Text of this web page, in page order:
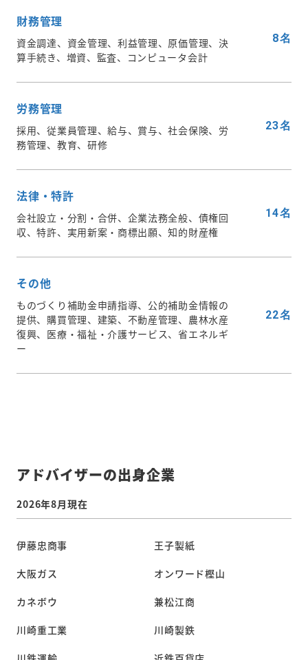
財務管理
資金調達、資金管理、利益管理、原価管理、決
算手続き、増資、監査、コンピュータ会計
8名
労務管理
採用、従業員管理、給与、賞与、社会保険、労
務管理、教育、研修
23名
法律・特許
会社設立・分割・合併、企業法務全般、債権回
収、特許、実用新案・商標出願、知的財産権
14名
その他
ものづくり補助金申請指導、公的補助金情報の
提供、購買管理、建築、不動産管理、農林水産
復興、医療・福祉・介護サービス、省エネルギ
ー
22名
アドバイザーの出身企業
2026年8月現在
伊藤忠商事 王子製紙
大阪ガス オンワード樫山
カネボウ 兼松江商
川崎重工業 川崎製鉄